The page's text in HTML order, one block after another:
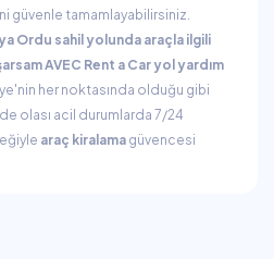
güvenle tamamlayabilirsiniz.
Ordu sahil yolunda araçla ilgili
AVEC Rent a Car yol yardım
her noktasında olduğu gibi
olası acil durumlarda 7/24
araç kiralama güvencesi